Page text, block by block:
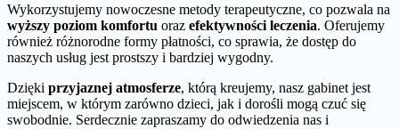
Wykorzystujemy nowoczesne metody terapeutyczne, co pozwala na
wyższy poziom komfortu oraz efektywności leczenia. Oferujemy
również różnorodne formy płatności, co sprawia, że dostęp do
naszych usług jest prostszy i bardziej wygodny.
Dzięki przyjaznej atmosferze, którą kreujemy, nasz gabinet jest
miejscem, w którym zarówno dzieci, jak i dorośli mogą czuć się
swobodnie. Serdecznie zapraszamy do odwiedzenia nas i